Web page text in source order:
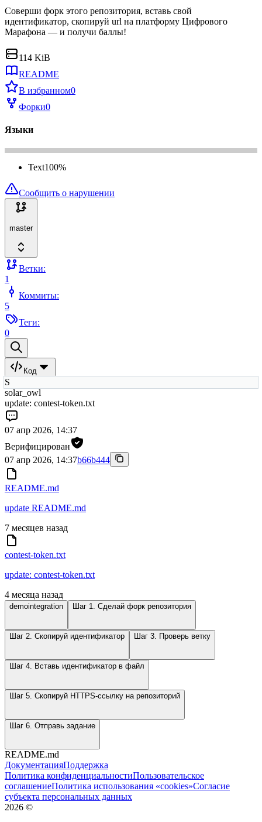
Соверши форк этого репозитория, вставь свой
идентификатор, скопируй url на платформу Цифрового
Марафона — и получи баллы!
114 KiB
README
В избранном0
Форки0
Языки
Text100%
Сообщить о нарушении
master
Ветки:
1
Коммиты:
5
Теги:
0
Код
S
solar_owl
update: contest-token.txt
07 апр 2026, 14:37
Верифицирован
07 апр 2026, 14:37b66b444
README.md
update README.md
7 месяцев назад
contest-token.txt
update: contest-token.txt
4 месяца назад
demointegration Шаг 1. Сделай форк репозитория
Шаг 2. Скопируй идентификатор Шаг 3. Проверь ветку
Шаг 4. Вставь идентификатор в файл
Шаг 5. Скопируй HTTPS-ссылку на репозиторий
Шаг 6. Отправь задание
README.md
ДокументацияПоддержка
Политика конфиденциальностиПользовательское
соглашениеПолитика использования «cookies»Согласие
субъекта персональных данных
2026 ©